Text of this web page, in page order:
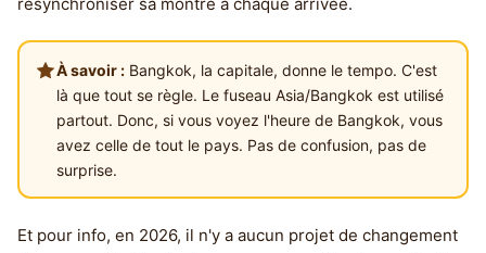
À savoir :Bangkok, la capitale, donne le tempo. C'est
là que tout se règle. Le fuseau Asia/Bangkok est utilisé
partout. Donc, si vous voyez l'heure de Bangkok, vous
avez celle de tout le pays. Pas de confusion, pas de
surprise.
Et pour info, en 2026, il n'y a aucun projet de changement